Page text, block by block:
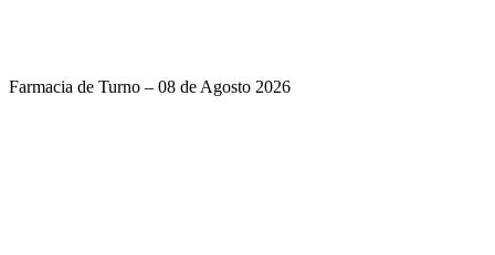
Farmacia de Turno – 08 de Agosto 2026